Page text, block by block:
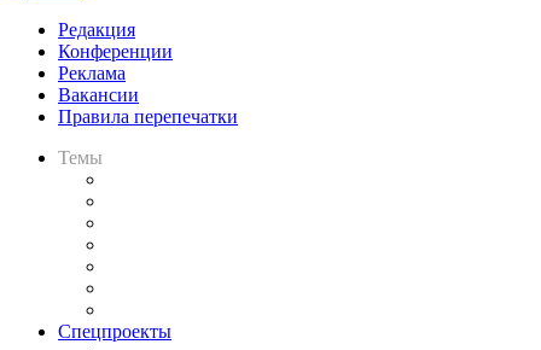
Редакция
Конференции
Реклама
Вакансии
Правила перепечатки
Темы
Спецпроекты